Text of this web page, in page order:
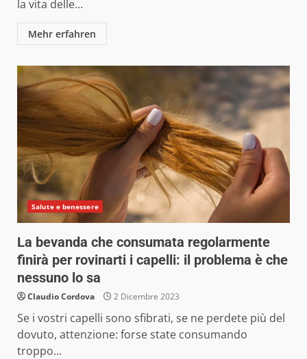
la vita delle...
Mehr erfahren
Salute e benessere
La bevanda che consumata regolarmente
finirà per rovinarti i capelli: il problema è che
nessuno lo sa
Claudio Cordova 2 Dicembre 2023
Se i vostri capelli sono sfibrati, se ne perdete più del
dovuto, attenzione: forse state consumando
troppo...